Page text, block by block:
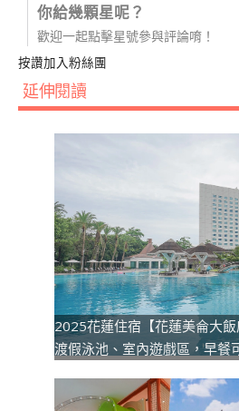
你給幾顆星呢？
歡迎一起點擊星號參與評論唷！
按讚加入粉絲團
延伸閱讀
2025花蓮住宿【花蓮美侖大
渡假泳池、室內遊戲區，早餐